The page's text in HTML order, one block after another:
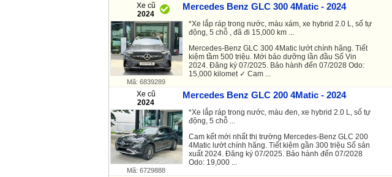
Xe cũ
2024
Mercedes Benz GLC 300 4Matic - 2024
Mã: 6839289
*Xe lắp ráp trong nước, màu xám, xe hybrid 2.0 L, số tự
động, 5 chỗ , đã đi 15,000 km ...
Mercedes-Benz GLC 300 4Matic lướt chính hãng. Tiết
kiệm tầm 500 triệu. Mới bảo dưỡng lần đầu Số Vin
2024. Đăng ký 07/2025. Bảo hành đến 07/2028 Odo:
15,000 kilomet ✓ Cam ...
Xe cũ
2024
Mercedes Benz GLC 200 4Matic - 2024
Mã: 6729888
*Xe lắp ráp trong nước, màu đen, xe hybrid 2.0 L, số tự
động, 5 chỗ ...
Cam kết mới nhất thị trường Mercedes-Benz GLC 200
4Matic lướt chính hãng. Tiết kiệm gần 300 triệu Số sản
xuất 2024. Đăng ký 07/2025. Bảo hành đến 07/2028
Odo: 19,000 ...